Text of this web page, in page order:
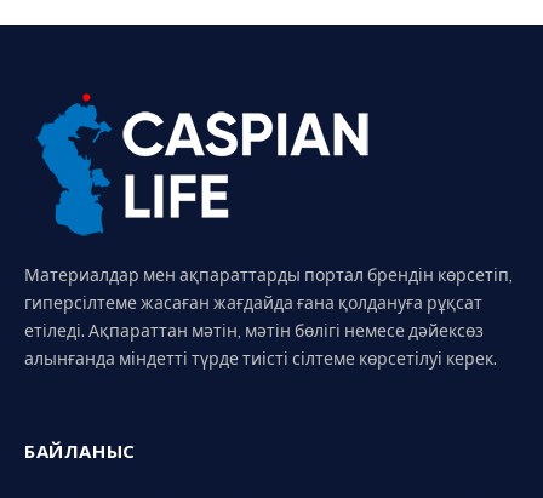
Материалдар мен ақпараттарды портал брендін көрсетіп,
гиперсілтеме жасаған жағдайда ғана қолдануға рұқсат
етіледі. Ақпараттан мәтін, мәтін бөлігі немесе дәйексөз
алынғанда міндетті түрде тиісті сілтеме көрсетілуі керек.
БАЙЛАНЫС